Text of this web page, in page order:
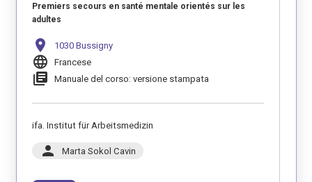
Premiers secours en santé mentale orientés sur les
adultes
location_on 1030 Bussigny
language Francese
library_books Manuale del corso: versione stampata
ifa. Institut für Arbeitsmedizin
person Marta Sokol Cavin